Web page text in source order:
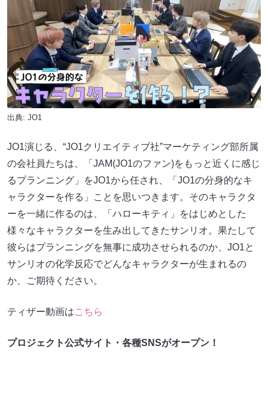
出典: JO1
JO1演じる、“JO1クリエイティブ社”マーケティング部所属
の会社員たちは、「JAM(JO1のファン)をもっと近くに感じ
るプランニング」をJO1から任され、「JO1の分身的なキ
ャラクターを作る」ことを思いつきます。そのキャラクタ
ーを一緒に作るのは、「ハローキティ」をはじめとした
様々なキャラクターを生み出してきたサンリオ。果たして
彼らはプランニングを無事に成功させられるのか、JO1と
サンリオの化学反応でどんなキャラクターが生まれるの
か、ご期待ください。
ティザー動画はこちら
プロジェクト公式サイト・各種SNSがオープン！